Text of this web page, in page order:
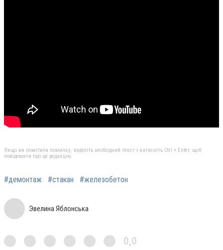
Якщо ви помітили помилку, виділіть необхідний текст і натисніть Ctrl + Enter, щоб
повідомити про це редакцію
#демонтаж #стакан #железобетон
Эвелина Яблонська
0,0